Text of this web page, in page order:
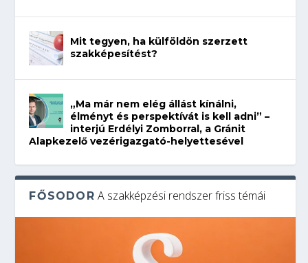
Mit tegyen, ha külföldön szerzett
szakképesítést?
„Ma már nem elég állást kínálni,
élményt és perspektívát is kell adni” –
interjú Erdélyi Zomborral, a Gránit
Alapkezelő vezérigazgató-helyettesével
FŐSODOR A szakképzési rendszer friss témái